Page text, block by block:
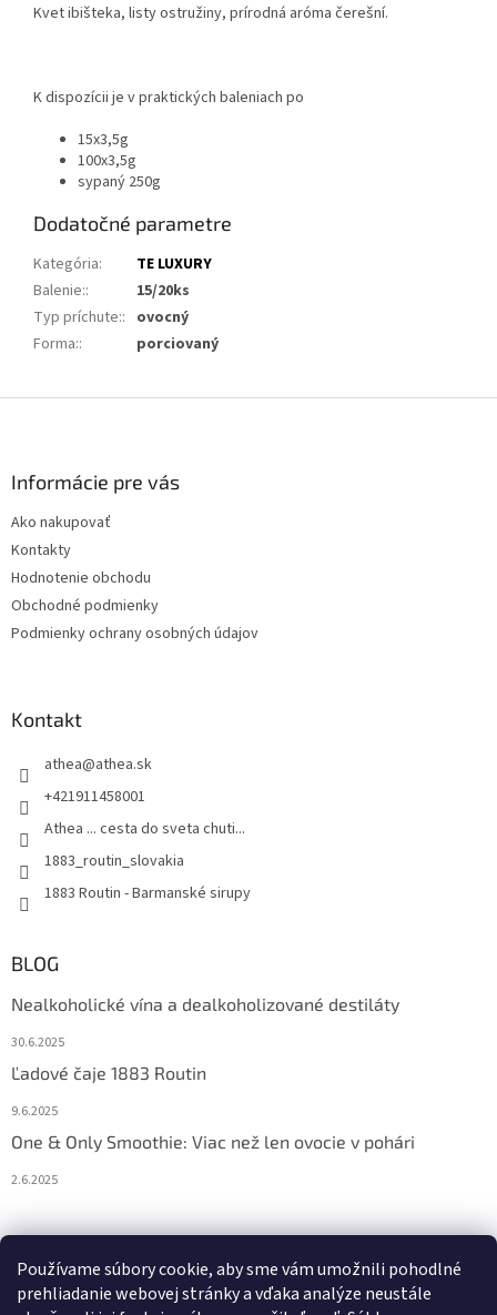
Používame súbory cookie, aby sme vám umožnili pohodlné
prehliadanie webovej stránky a vďaka analýze neustále
Kvet ibišteka, listy ostružiny, prírodná aróma čerešní.
K dispozícii je v praktických baleniach po
15x3,5g
100x3,5g
sypaný 250g
Dodatočné parametre
Kategória:
TE LUXURY
Balenie::
15/20ks
Typ príchute:: ovocný
Forma:: porciovaný
Informácie pre vás
Ako nakupovať
Kontakty
Hodnotenie obchodu
Obchodné podmienky
Podmienky ochrany osobných údajov
Kontakt
athea@athea.sk
+421911458001
Athea ... cesta do sveta chuti...
1883_routin_slovakia
1883 Routin - Barmanské sirupy
BLOG
Nealkoholické vína a dealkoholizované destiláty
30.6.2025
Ľadové čaje 1883 Routin
9.6.2025
One & Only Smoothie: Viac než len ovocie v pohári
2.6.2025